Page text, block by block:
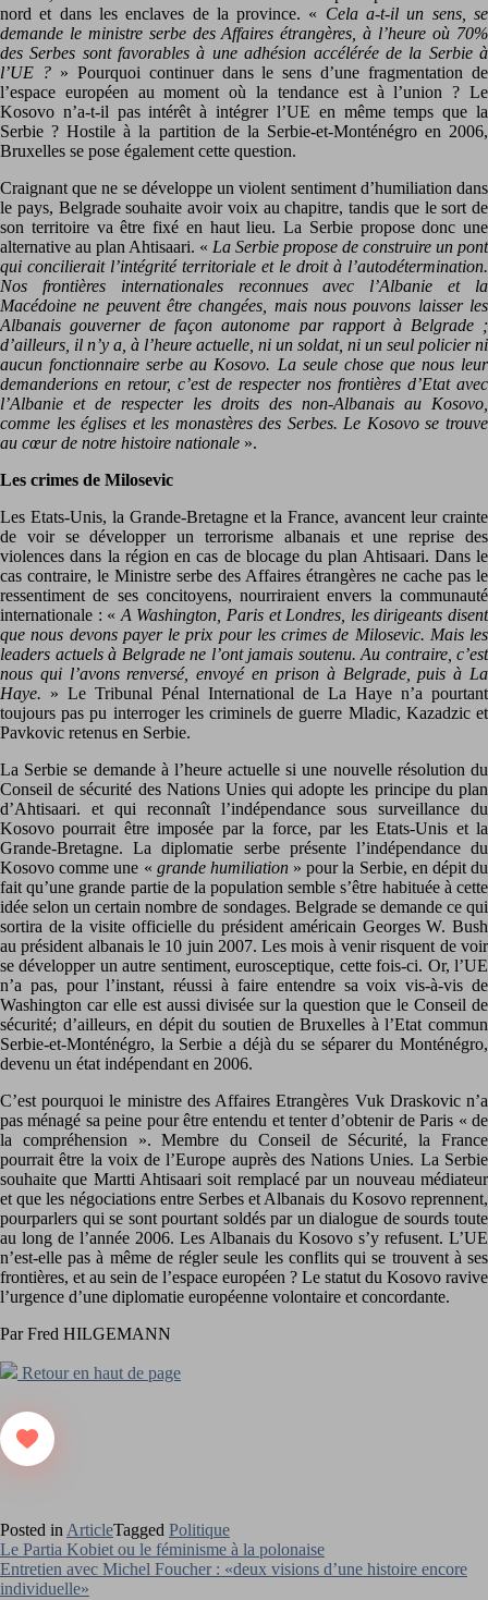
nord et dans les enclaves de la province. « Cela a-t-il un sens, se
demande le ministre serbe des Affaires étrangères, à l’heure où 70%
des Serbes sont favorables à une adhésion accélérée de la Serbie à
l’UE ? » Pourquoi continuer dans le sens d’une fragmentation de
l’espace européen au moment où la tendance est à l’union ? Le
Kosovo n’a-t-il pas intérêt à intégrer l’UE en même temps que la
Serbie ? Hostile à la partition de la Serbie-et-Monténégro en 2006,
Bruxelles se pose également cette question.
Craignant que ne se développe un violent sentiment d’humiliation dans
le pays, Belgrade souhaite avoir voix au chapitre, tandis que le sort de
son territoire va être fixé en haut lieu. La Serbie propose donc une
alternative au plan Ahtisaari. « La Serbie propose de construire un pont
qui concilierait l’intégrité territoriale et le droit à l’autodétermination.
Nos frontières internationales reconnues avec l’Albanie et la
Macédoine ne peuvent être changées, mais nous pouvons laisser les
Albanais gouverner de façon autonome par rapport à Belgrade ;
d’ailleurs, il n’y a, à l’heure actuelle, ni un soldat, ni un seul policier ni
aucun fonctionnaire serbe au Kosovo. La seule chose que nous leur
demanderions en retour, c’est de respecter nos frontières d’Etat avec
l’Albanie et de respecter les droits des non-Albanais au Kosovo,
comme les églises et les monastères des Serbes. Le Kosovo se trouve
au cœur de notre histoire nationale ».
Les crimes de Milosevic
Les Etats-Unis, la Grande-Bretagne et la France, avancent leur crainte
de voir se développer un terrorisme albanais et une reprise des
violences dans la région en cas de blocage du plan Ahtisaari. Dans le
cas contraire, le Ministre serbe des Affaires étrangères ne cache pas le
ressentiment de ses concitoyens, nourriraient envers la communauté
internationale : « A Washington, Paris et Londres, les dirigeants disent
que nous devons payer le prix pour les crimes de Milosevic. Mais les
leaders actuels à Belgrade ne l’ont jamais soutenu. Au contraire, c’est
nous qui l’avons renversé, envoyé en prison à Belgrade, puis à La
Haye. » Le Tribunal Pénal International de La Haye n’a pourtant
toujours pas pu interroger les criminels de guerre Mladic, Kazadzic et
Pavkovic retenus en Serbie.
La Serbie se demande à l’heure actuelle si une nouvelle résolution du
Conseil de sécurité des Nations Unies qui adopte les principe du plan
d’Ahtisaari. et qui reconnaît l’indépendance sous surveillance du
Kosovo pourrait être imposée par la force, par les Etats-Unis et la
Grande-Bretagne. La diplomatie serbe présente l’indépendance du
Kosovo comme une « grande humiliation » pour la Serbie, en dépit du
fait qu’une grande partie de la population semble s’être habituée à cette
idée selon un certain nombre de sondages. Belgrade se demande ce qui
sortira de la visite officielle du président américain Georges W. Bush
au président albanais le 10 juin 2007. Les mois à venir risquent de voir
se développer un autre sentiment, eurosceptique, cette fois-ci. Or, l’UE
n’a pas, pour l’instant, réussi à faire entendre sa voix vis-à-vis de
Washington car elle est aussi divisée sur la question que le Conseil de
sécurité; d’ailleurs, en dépit du soutien de Bruxelles à l’Etat commun
Serbie-et-Monténégro, la Serbie a déjà du se séparer du Monténégro,
devenu un état indépendant en 2006.
C’est pourquoi le ministre des Affaires Etrangères Vuk Draskovic n’a
pas ménagé sa peine pour être entendu et tenter d’obtenir de Paris « de
la compréhension ». Membre du Conseil de Sécurité, la France
pourrait être la voix de l’Europe auprès des Nations Unies. La Serbie
souhaite que Martti Ahtisaari soit remplacé par un nouveau médiateur
et que les négociations entre Serbes et Albanais du Kosovo reprennent,
pourparlers qui se sont pourtant soldés par un dialogue de sourds toute
au long de l’année 2006. Les Albanais du Kosovo s’y refusent. L’UE
n’est-elle pas à même de régler seule les conflits qui se trouvent à ses
frontières, et au sein de l’espace européen ? Le statut du Kosovo ravive
l’urgence d’une diplomatie européenne volontaire et concordante.
Par Fred HILGEMANN
Retour en haut de page
Posted in ArticleTagged Politique
Navigation
de
Le Partia Kobiet ou le féminisme à la polonaise
Entretien avec Michel Foucher : «deux visions d’une histoire encore
individuelle»